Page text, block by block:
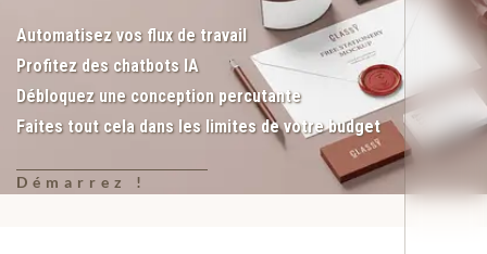
Automatisez vos flux de travail
Profitez des chatbots IA
Débloquez une conception percutante
Faites tout cela dans les limites de votre budget
Démarrez !